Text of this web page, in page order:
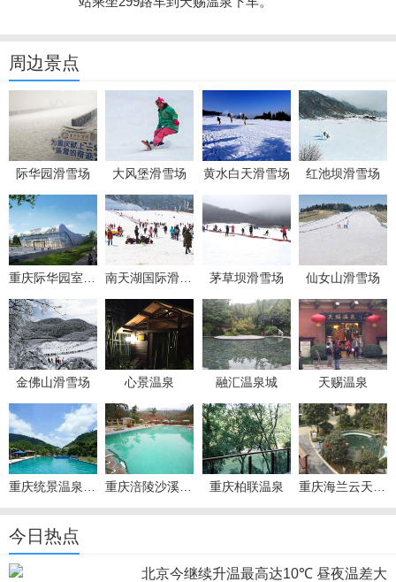
周边景点
际华园滑雪场 大风堡滑雪场 黄水白天滑雪场 红池坝滑雪场
茅草坝滑雪场 仙女山滑雪场
金佛山滑雪场 心景温泉 融汇温泉城 天赐温泉
重庆柏联温泉
今日热点
北京今继续升温最高达10℃ 昼夜温差大